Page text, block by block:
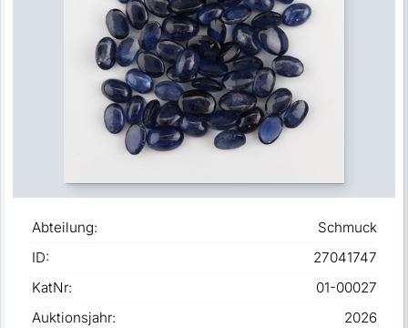
Abteilung:
Schmuck
ID:
27041747
KatNr:
01-00027
Auktionsjahr:
2026